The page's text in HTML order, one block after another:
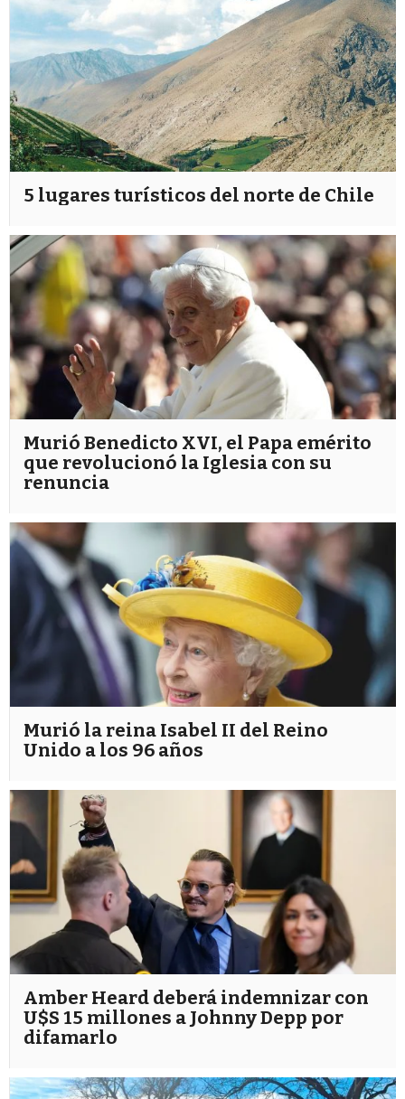
5 lugares turísticos del norte de Chile
Murió Benedicto XVI, el Papa emérito
que revolucionó la Iglesia con su
renuncia
Murió la reina Isabel II del Reino
Unido a los 96 años
Amber Heard deberá indemnizar con
U$S 15 millones a Johnny Depp por
difamarlo